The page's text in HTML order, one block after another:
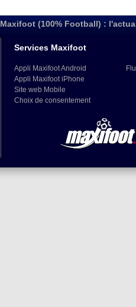
Maxifoot (100% Football) :
Services Maxifoot
Appli Maxifoot Android
Appli Maxifoot iPhone
Site web Mobile
Choix de consentement